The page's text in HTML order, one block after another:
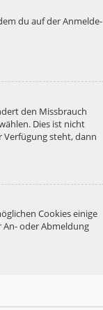
du auf der Anmelde-
den Missbrauch
Dies ist nicht
steht, dann
Cookies einige
An- oder Abmeldung